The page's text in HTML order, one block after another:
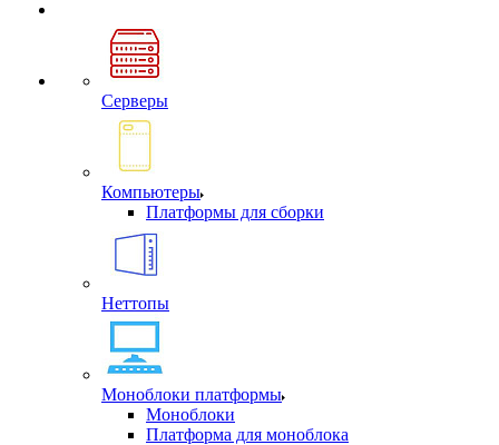
Серверы
Компьютеры
Платформы для сборки
Неттопы
Моноблоки платформы
Моноблоки
Платформа для моноблока